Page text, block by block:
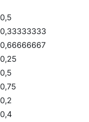
0,5
0,33333333
0,66666667
0,25
0,5
0,75
0,2
0,4